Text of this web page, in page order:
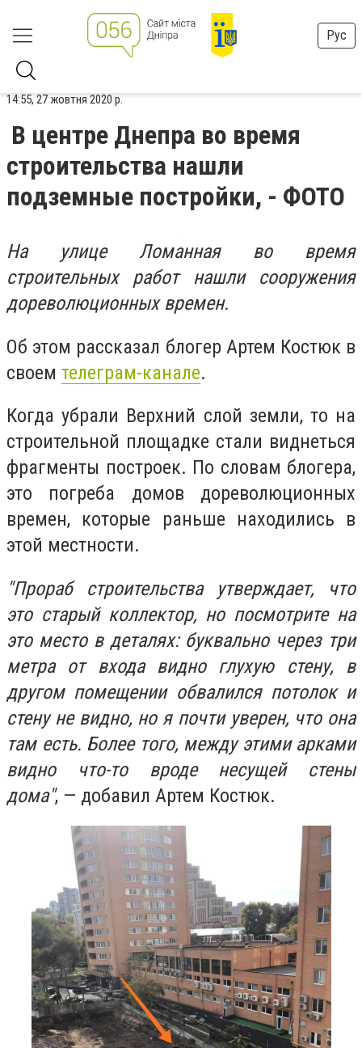
Рус
14:55, 27 жовтня 2020 р.
В центре Днепра во время
строительства нашли
подземные постройки, - ФОТО
На улице Ломанная во время
строительных работ нашли сооружения
дореволюционных времен.
Об этом рассказал блогер Артем Костюк в
своем телеграм-канале.
Когда убрали Верхний слой земли, то на
строительной площадке стали виднеться
фрагменты построек. По словам блогера,
это погреба домов дореволюционных
времен, которые раньше находились в
этой местности.
"Прораб строительства утверждает, что
это старый коллектор, но посмотрите на
это место в деталях: буквально через три
метра от входа видно глухую стену, в
другом помещении обвалился потолок и
стену не видно, но я почти уверен, что она
там есть. Более того, между этими арками
видно что-то вроде несущей стены
дома", — добавил Артем Костюк.